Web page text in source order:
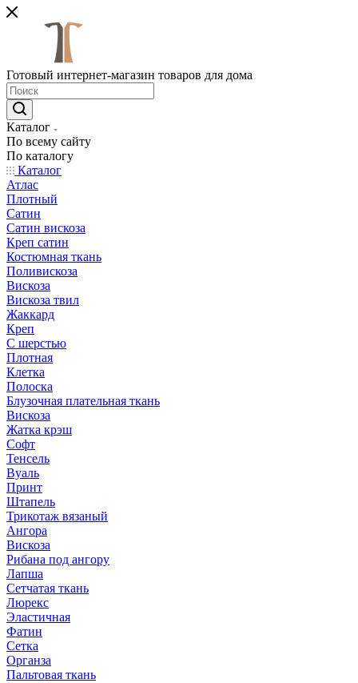
Готовый интернет-магазин товаров для дома
Каталог
По всему сайту
По каталогу
Каталог
Атлас
Плотный
Сатин
Сатин вискоза
Креп сатин
Костюмная ткань
Поливискоза
Вискоза
Вискоза твил
Жаккард
Креп
С шерстью
Плотная
Клетка
Полоска
Блузочная плательная ткань
Вискоза
Жатка крэш
Софт
Тенсель
Вуаль
Принт
Штапель
Трикотаж вязаный
Ангора
Вискоза
Рибана под ангору
Лапша
Сетчатая ткань
Люрекс
Эластичная
Фатин
Сетка
Органза
Пальтовая ткань